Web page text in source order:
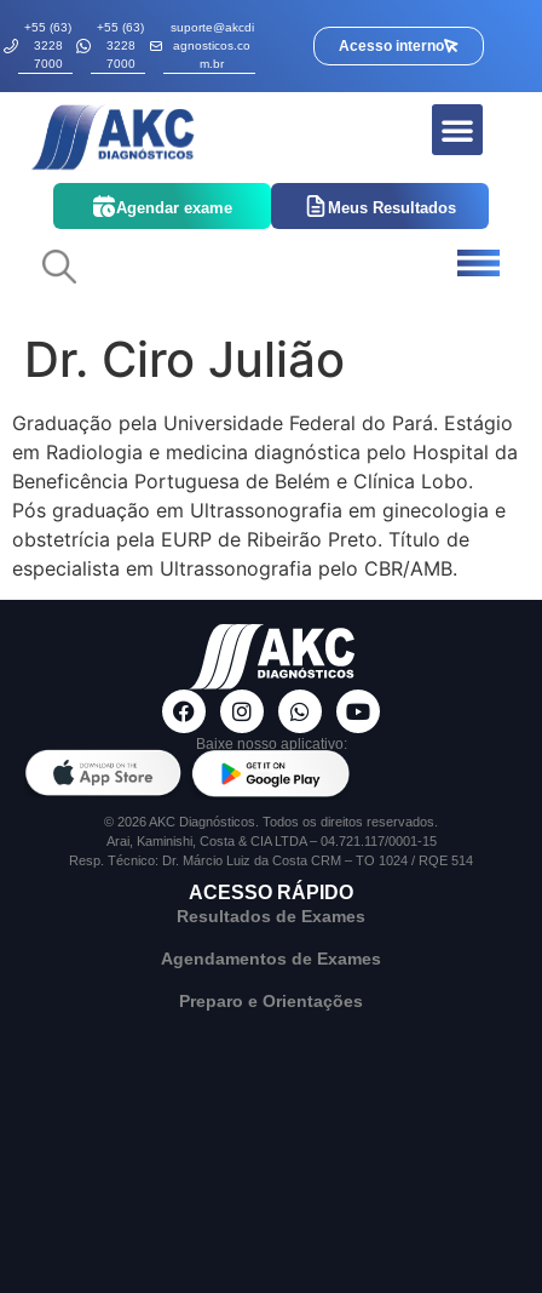
+55 (63)
3228
7000
+55 (63)
3228
7000
suporte@akcdi
agnosticos.co
m.br
Acesso interno
Agendar exame Meus Resultados
Dr. Ciro Julião
Graduação pela Universidade Federal do Pará. Estágio
em Radiologia e medicina diagnóstica pelo Hospital da
Beneficência Portuguesa de Belém e Clínica Lobo.
Pós graduação em Ultrassonografia em ginecologia e
obstetrícia pela EURP de Ribeirão Preto. Título de
especialista em Ultrassonografia pelo CBR/AMB.
Baixe nosso aplicativo:
© 2026 AKC Diagnósticos. Todos os direitos reservados.
Arai, Kaminishi, Costa & CIA LTDA – 04.721.117/0001-15
Resp. Técnico: Dr. Márcio Luiz da Costa CRM – TO 1024 / RQE 514
ACESSO RÁPIDO
Resultados de Exames
Agendamentos de Exames
Preparo e Orientações